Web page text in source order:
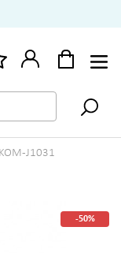
J1031
-50%